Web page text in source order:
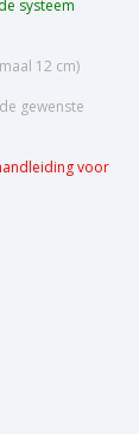
systeem
12 cm)
gewenste
voor